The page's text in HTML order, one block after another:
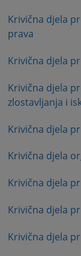
Krivična djela
prava
Krivična djela
Krivična djela
zlostavljanja i
Krivična djela
Krivična djela
Krivična djela
Krivična djela
Krivična djela